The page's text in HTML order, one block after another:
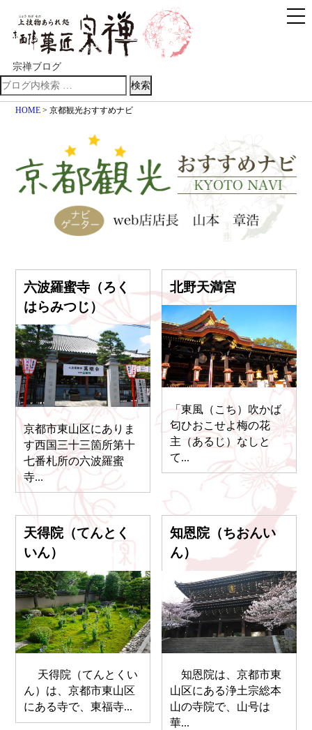
宗禅ブログ
検索
HOME > 京都観光おすすめナビ
六波羅蜜寺（ろく
はらみつじ）
京都市東山区にありま
す西国三十三箇所第十
七番札所の六波羅蜜
寺...
北野天満宮
「東風（こち）吹かば
匂ひおこせよ梅の花
主（あるじ）なしと
て...
天得院（てんとく
いん）
天得院（てんとくい
ん）は、京都市東山区
にある寺で、東福寺...
知恩院（ちおんい
ん）
知恩院は、京都市東
山区にある浄土宗総本
山の寺院で、山号は
華...